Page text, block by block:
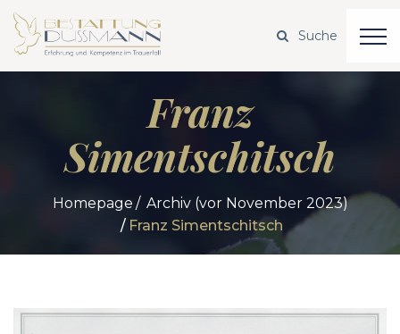
Franz
Simentschitsch
Homepage
Archiv (vor November 2023)
Franz Simentschitsch